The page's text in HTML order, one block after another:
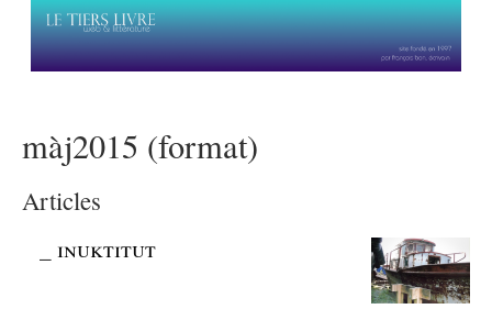
màj2015 (format)
Articles
_inuktitut